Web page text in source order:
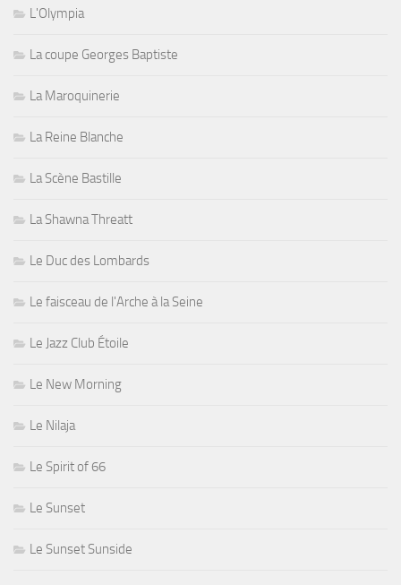
L'Olympia
La coupe Georges Baptiste
La Maroquinerie
La Reine Blanche
La Scène Bastille
La Shawna Threatt
Le Duc des Lombards
Le faisceau de l'Arche à la Seine
Le Jazz Club Étoile
Le New Morning
Le Nilaja
Le Spirit of 66
Le Sunset
Le Sunset Sunside